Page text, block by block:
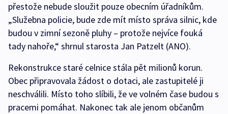
přestože nebude sloužit pouze obecním úřadníkům.
„Služebna policie, bude zde mít místo správa silnic, kde
budou v zimní sezoně pluhy – protože nejvíce fouká
tady nahoře,“ shrnul starosta Jan Patzelt (ANO).
Rekonstrukce staré celnice stála pět milionů korun.
Obec připravovala žádost o dotaci, ale zastupitelé ji
neschválili. Místo toho slíbili, že ve volném čase budou s
pracemi pomáhat. Nakonec tak ale jenom občanům